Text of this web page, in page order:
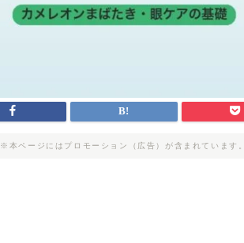
※本ページにはプロモーション（広告）が含まれています。